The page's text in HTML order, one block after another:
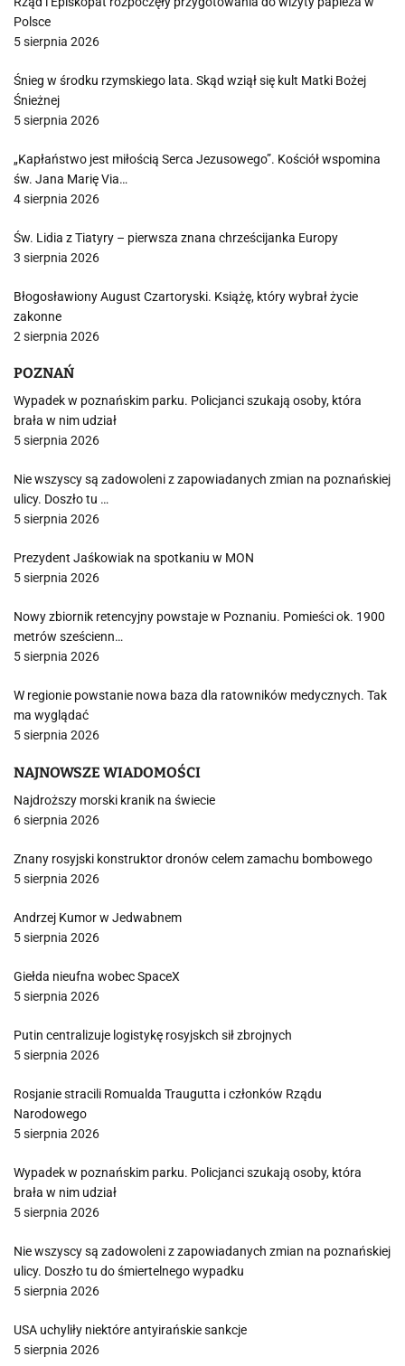
Polsce
5 sierpnia 2026
Śnieg w środku rzymskiego lata. Skąd wziął się kult Matki Bożej
Śnieżnej
5 sierpnia 2026
„Kapłaństwo jest miłością Serca Jezusowego”. Kościół wspomina
św. Jana Marię Via…
4 sierpnia 2026
Św. Lidia z Tiatyry – pierwsza znana chrześcijanka Europy
3 sierpnia 2026
Błogosławiony August Czartoryski. Książę, który wybrał życie
zakonne
2 sierpnia 2026
POZNAŃ
Wypadek w poznańskim parku. Policjanci szukają osoby, która
brała w nim udział
5 sierpnia 2026
Nie wszyscy są zadowoleni z zapowiadanych zmian na poznańskiej
ulicy. Doszło tu …
5 sierpnia 2026
Prezydent Jaśkowiak na spotkaniu w MON
5 sierpnia 2026
Nowy zbiornik retencyjny powstaje w Poznaniu. Pomieści ok. 1900
metrów sześcienn…
5 sierpnia 2026
W regionie powstanie nowa baza dla ratowników medycznych. Tak
ma wyglądać
5 sierpnia 2026
NAJNOWSZE WIADOMOŚCI
Najdroższy morski kranik na świecie
6 sierpnia 2026
Znany rosyjski konstruktor dronów celem zamachu bombowego
5 sierpnia 2026
Andrzej Kumor w Jedwabnem
5 sierpnia 2026
Giełda nieufna wobec SpaceX
5 sierpnia 2026
Putin centralizuje logistykę rosyjskch sił zbrojnych
5 sierpnia 2026
Rosjanie stracili Romualda Traugutta i członków Rządu
Narodowego
5 sierpnia 2026
Wypadek w poznańskim parku. Policjanci szukają osoby, która
brała w nim udział
5 sierpnia 2026
Nie wszyscy są zadowoleni z zapowiadanych zmian na poznańskiej
ulicy. Doszło tu do śmiertelnego wypadku
5 sierpnia 2026
USA uchyliły niektóre antyirańskie sankcje
5 sierpnia 2026